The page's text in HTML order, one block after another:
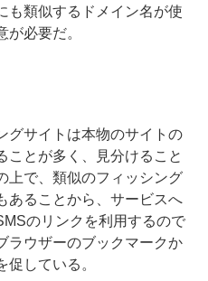
も類似するドメイン名が使
必要だ。
サイトは本物のサイトの
ことが多く、見分けること
上で、類似のフィッシング
あることから、サービスへ
のリンクを利用するので
ラウザーのブックマークか
している。